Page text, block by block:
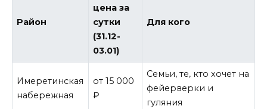
Район
цена за
сутки
(31.12-
03.01)
Для кого
Имеретинская
набережная
от 15 000
₽
Семьи, те, кто хочет на
фейерверки и
гуляния